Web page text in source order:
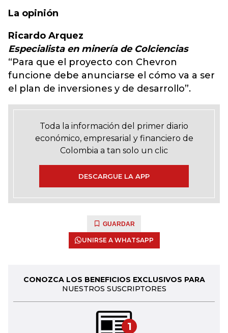
La opinión
Ricardo Arquez
Especialista en minería de Colciencias
“Para que el proyecto con Chevron
funcione debe anunciarse el cómo va a ser
el plan de inversiones y de desarrollo”.
Toda la información del primer diario
económico, empresarial y financiero de
Colombia a tan solo un clic
DESCARGUE LA APP
GUARDAR
UNIRSE A WHATSAPP
CONOZCA LOS BENEFICIOS EXCLUSIVOS PARA
NUESTROS SUSCRIPTORES
1